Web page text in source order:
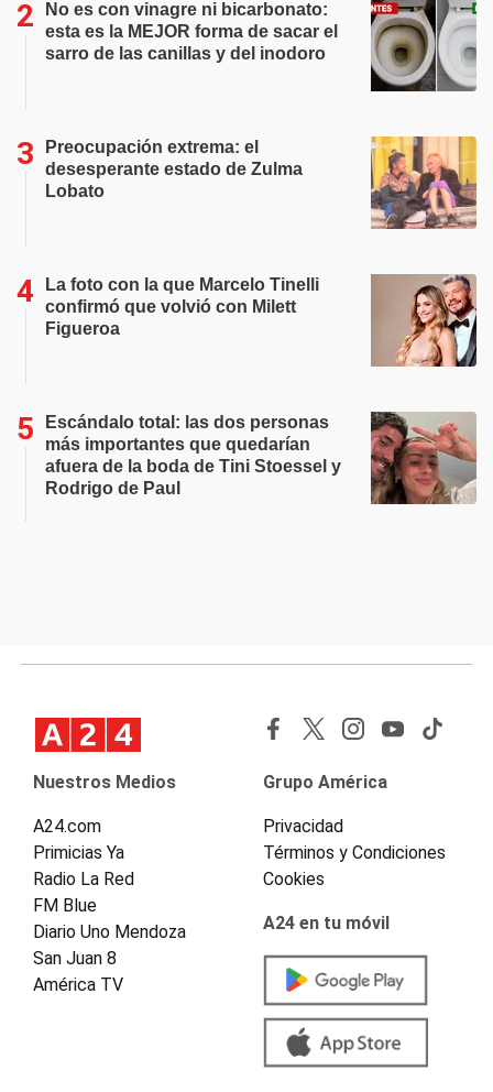
No es con vinagre ni bicarbonato:
esta es la MEJOR forma de sacar el
sarro de las canillas y del inodoro
Preocupación extrema: el
desesperante estado de Zulma
Lobato
La foto con la que Marcelo Tinelli
confirmó que volvió con Milett
Figueroa
Escándalo total: las dos personas
más importantes que quedarían
afuera de la boda de Tini Stoessel y
Rodrigo de Paul
Nuestros Medios
A24.com
Primicias Ya
Radio La Red
FM Blue
Diario Uno Mendoza
San Juan 8
América TV
Grupo América
Privacidad
Términos y Condiciones
Cookies
A24 en tu móvil